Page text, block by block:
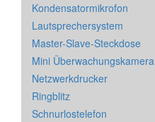
Kondensatormikrofon
Lautsprechersystem
Master-Slave-Steckdose
Mini Überwachungskamera
Netzwerkdrucker
Ringblitz
Schnurlostelefon